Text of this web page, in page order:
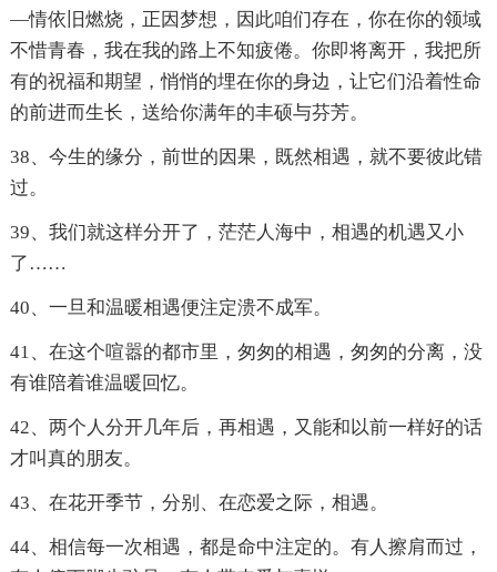
—情依旧燃烧，正因梦想，因此咱们存在，你在你的领域
不惜青春，我在我的路上不知疲倦。你即将离开，我把所
有的祝福和期望，悄悄的埋在你的身边，让它们沿着性命
的前进而生长，送给你满年的丰硕与芬芳。
38、今生的缘分，前世的因果，既然相遇，就不要彼此错
过。
39、我们就这样分开了，茫茫人海中，相遇的机遇又小
了……
40、一旦和温暖相遇便注定溃不成军。
41、在这个喧嚣的都市里，匆匆的相遇，匆匆的分离，没
有谁陪着谁温暖回忆。
42、两个人分开几年后，再相遇，又能和以前一样好的话
才叫真的朋友。
43、在花开季节，分别、在恋爱之际，相遇。
44、相信每一次相遇，都是命中注定的。有人擦肩而过，